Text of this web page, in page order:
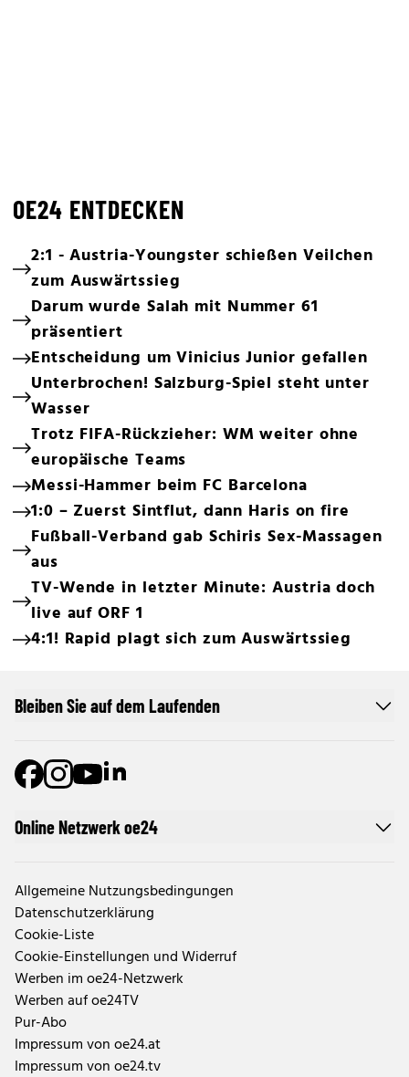
OE24 ENTDECKEN
2:1 - Austria-Youngster schießen Veilchen
zum Auswärtssieg
Darum wurde Salah mit Nummer 61
präsentiert
Entscheidung um Vinicius Junior gefallen
Unterbrochen! Salzburg-Spiel steht unter
Wasser
Trotz FIFA-Rückzieher: WM weiter ohne
europäische Teams
Messi-Hammer beim FC Barcelona
1:0 – Zuerst Sintflut, dann Haris on fire
Fußball-Verband gab Schiris Sex-Massagen
aus
TV-Wende in letzter Minute: Austria doch
live auf ORF 1
4:1! Rapid plagt sich zum Auswärtssieg
Online Netzwerk oe24
Allgemeine Nutzungsbedingungen
Datenschutzerklärung
Cookie-Liste
Cookie-Einstellungen und Widerruf
Werben im oe24-Netzwerk
Werben auf oe24TV
Pur-Abo
Impressum von oe24.at
Impressum von oe24.tv
Bleiben Sie auf dem Laufenden